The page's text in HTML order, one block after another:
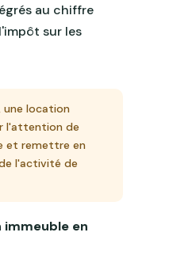
au chiffre
sur les
une location
l'attention de
et remettre en
l'activité de
immeuble en